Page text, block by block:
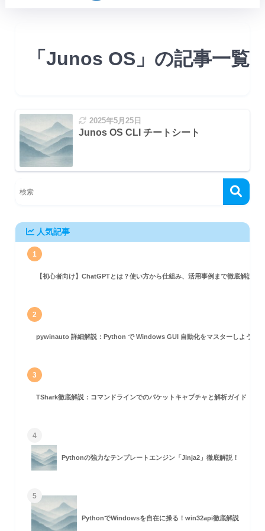
「Junos OS」の記事一覧
2025年5月25日
Junos OS CLI チートシート
人気記事
1
【初心者向け】ChatGPTとは？使い方から仕組み、活用事例まで徹底解説
2
pywinauto 詳細解説：Python で Windows GUI 自動化をマスターしよう！
3
TShark徹底解説：コマンドラインでのパケットキャプチャと解析ガイド
4
Pythonの強力なテンプレートエンジン「Jinja2」徹底解説！
5
PythonでWindowsを自在に操る！win32api徹底解説